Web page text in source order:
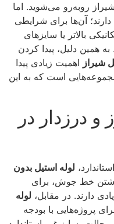
روبه‌رو می‌شوید. اما
آن‌ها برای شرایطی
بالاتر یا سایزهای
به همین دلیل، پیدا کردن
شیراز اهمیت زیادی پیدا
است که به این
و درزدار در
لوله استیل بدون
خط جوش، برای
دارند. در مقابل، لوله
پروژه‌هایی با بودجه